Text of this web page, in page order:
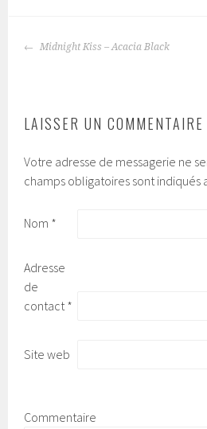
Midnight Kiss – Acacia Black
LAISSER UN COMMENTAIRE
Votre adresse de messagerie ne
champs obligatoires sont indiqués
Nom *
Adresse
de
contact *
Site web
Commentaire